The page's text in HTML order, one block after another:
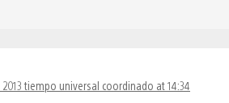
tiempo universal coordinado at 14:34